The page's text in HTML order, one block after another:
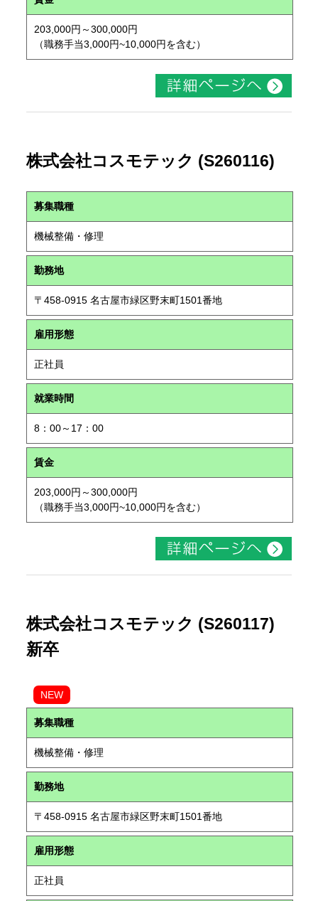
203,000円～300,000円
（職務手当3,000円~10,000円を含む）
株式会社コスモテック (S260116)
募集職種
機械整備・修理
勤務地
〒458-0915 名古屋市緑区野末町1501番地
雇用形態
正社員
就業時間
8：00～17：00
賃金
203,000円～300,000円
（職務手当3,000円~10,000円を含む）
株式会社コスモテック (S260117)
新卒
NEW
募集職種
機械整備・修理
勤務地
〒458-0915 名古屋市緑区野末町1501番地
雇用形態
正社員